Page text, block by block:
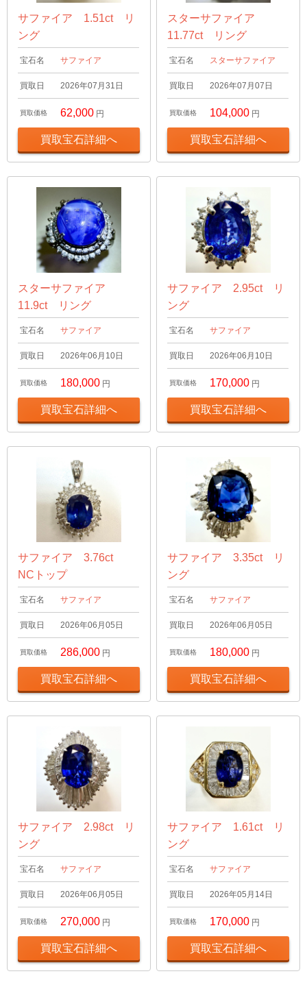
サファイア 1.51ct リ
ング
宝石名 サファイア
買取日 2026年07月31日
買取価格 62,000 円
買取宝石詳細へ
スターサファイア
11.77ct リング
宝石名 スターサファイア
買取日 2026年07月07日
買取価格 104,000 円
買取宝石詳細へ
スターサファイア
11.9ct リング
宝石名 サファイア
買取日 2026年06月10日
買取価格 180,000 円
買取宝石詳細へ
サファイア 2.95ct リ
ング
宝石名 サファイア
買取日 2026年06月10日
買取価格 170,000 円
買取宝石詳細へ
サファイア 3.76ct
NCトップ
宝石名 サファイア
買取日 2026年06月05日
買取価格 286,000 円
買取宝石詳細へ
サファイア 3.35ct リ
ング
宝石名 サファイア
買取日 2026年06月05日
買取価格 180,000 円
買取宝石詳細へ
サファイア 2.98ct リ
ング
宝石名 サファイア
買取日 2026年06月05日
買取価格 270,000 円
買取宝石詳細へ
サファイア 1.61ct リ
ング
宝石名 サファイア
買取日 2026年05月14日
買取価格 170,000 円
買取宝石詳細へ